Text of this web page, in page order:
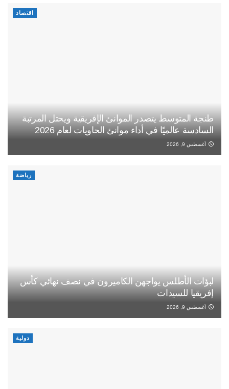
اقتصاد
طنجة المتوسط يتصدر الموانئ الإفريقية ويحتل المرتبة
السادسة عالميًا في أداء موانئ الحاويات لعام 2026
أغسطس 9, 2026
رياضة
لبؤات الأطلس يواجهن الكاميرون في نصف نهائي كأس
إفريقيا للسيدات
أغسطس 9, 2026
دولية